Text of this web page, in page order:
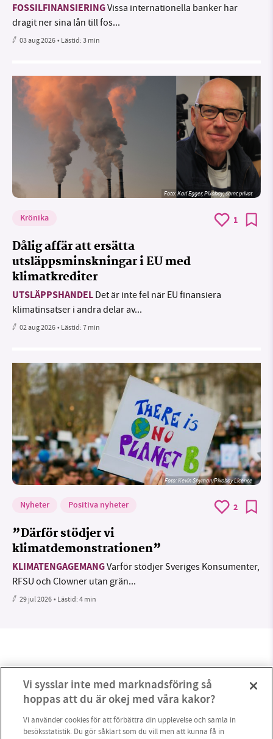
FOSSILFINANSIERINGVissa internationella banker har
dragit ner sina lån till fos...
03 aug 2026• Lästid:3 min
Foto:Karl Egger, Pixabay, samt privat
Krönika 1
Dålig affär att ersätta
utsläppsminskningar i EU med
klimatkrediter
UTSLÄPPSHANDEL Det är inte fel när EU finansiera
klimatinsatser i andra delar av...
02 aug 2026• Lästid:7 min
Foto:Kevin Snyman/Pixabay Licence
Nyheter Positiva nyheter 2
”Därför stödjer vi
klimatdemonstrationen”
KLIMATENGAGEMANGVarför stödjer Sveriges Konsumenter,
RFSU och Clowner utan grän...
29 jul 2026• Lästid:4 min
Vi sysslar inte med marknadsföring så
hoppas att du är okej med våra kakor?
Vi använder cookies för att förbättra din upplevelse och samla in
besöksstatistik. Du gör såklart som du vill men att kunna få in